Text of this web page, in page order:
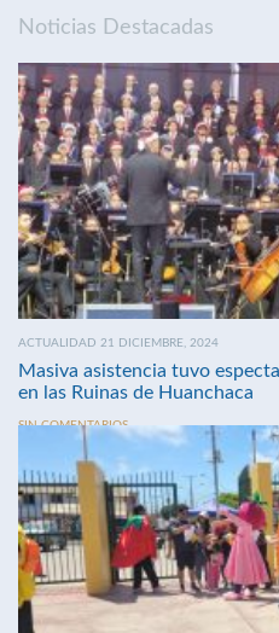
Noticias Destacadas
ACTUALIDAD 21 DICIEMBRE, 2024
Masiva asistencia tuvo
en las Ruinas de Huanchaca
SIN COMENTARIOS